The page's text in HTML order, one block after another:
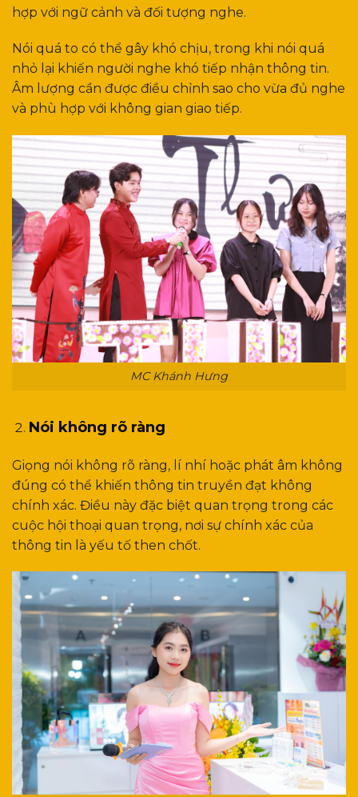
hợp với ngữ cảnh và đối tượng nghe.
Nói quá to có thể gây khó chịu, trong khi nói quá
nhỏ lại khiến người nghe khó tiếp nhận thông tin.
Âm lượng cần được điều chỉnh sao cho vừa đủ nghe
và phù hợp với không gian giao tiếp.
MC Khánh Hưng
Nói không rõ ràng
Giọng nói không rõ ràng, lí nhí hoặc phát âm không
đúng có thể khiến thông tin truyền đạt không
chính xác. Điều này đặc biệt quan trọng trong các
cuộc hội thoại quan trọng, nơi sự chính xác của
thông tin là yếu tố then chốt.